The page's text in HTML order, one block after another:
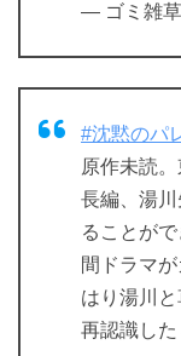
— ゴミ雑
#沈黙のパ
原作未読
長編、湯
ることが
間ドラマ
はり湯川
再認識した